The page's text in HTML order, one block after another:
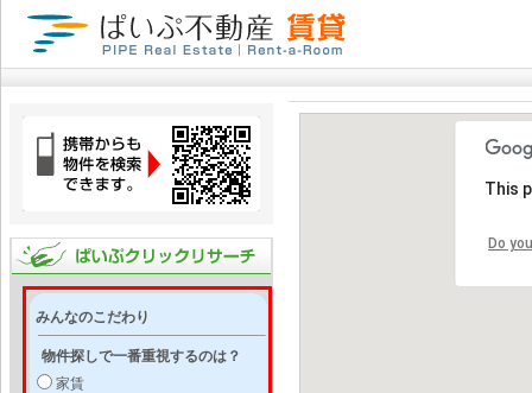
みんなのこだわり
物件探しで一番重視するのは？
家賃
This
Do